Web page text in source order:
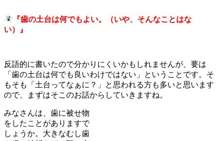
『歯の土台は何でもよい。（いや、そんなことはな
い）』
反語的に書いたので分かりにくいかもしれませんが、要は
「歯の土台は何でも良いわけではない」ということです。そ
もそも「土台ってなぁに？」と思われる方も多いと思います
ので、まずはそこのお話からしていきますね。
みなさんは、歯に被せ物
をしたことがありますで
しょうか。大きなむし歯